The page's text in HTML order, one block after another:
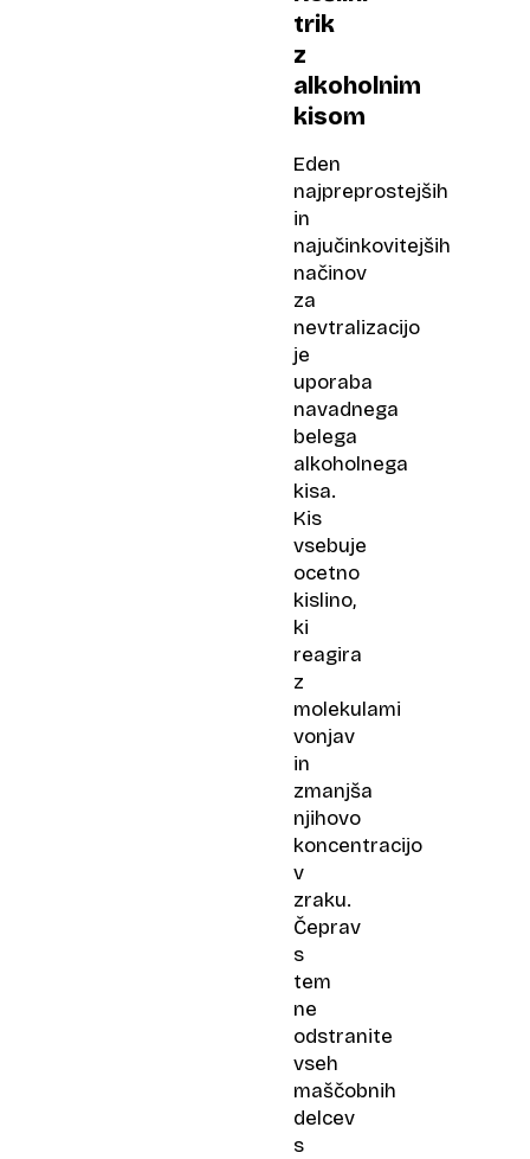
trik
z
alkoholnim
kisom
Eden
najpreprostejših
in
najučinkovitejših
načinov
za
nevtralizacijo
je
uporaba
navadnega
belega
alkoholnega
kisa.
Kis
vsebuje
ocetno
kislino,
ki
reagira
z
molekulami
vonjav
in
zmanjša
njihovo
koncentracijo
v
zraku.
Čeprav
s
tem
ne
odstranite
vseh
maščobnih
delcev
s